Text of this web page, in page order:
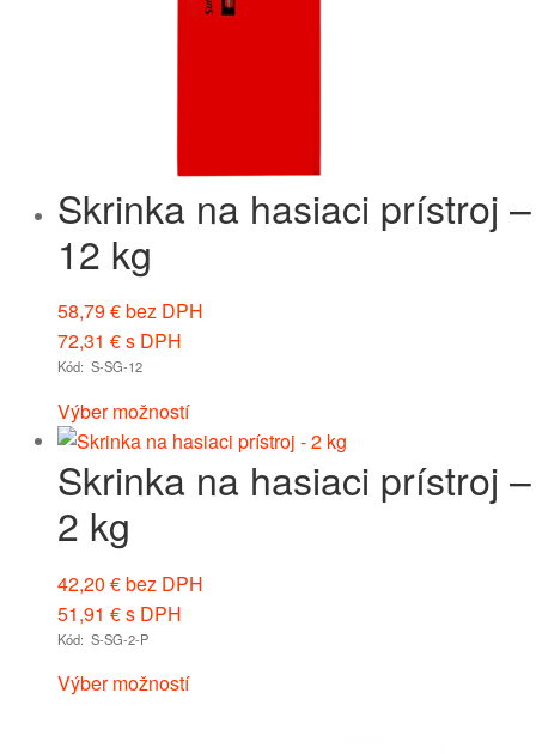
Skrinka na hasiaci prístroj –
12 kg
58,79€bez DPH
72,31 €s DPH
Kód: S-SG-12
Výber možností
Skrinka na hasiaci prístroj –
2 kg
42,20 €bez DPH
51,91 €s DPH
Kód: S-SG-2-P
Výber možností